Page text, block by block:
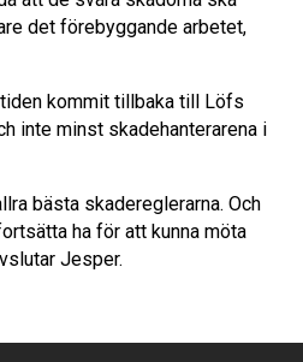
det förebyggande arbetet,
kommit tillbaka till Löfs
inte minst skadehanterarena i
bästa skadereglerarna. Och
ha för att kunna möta
Jesper.